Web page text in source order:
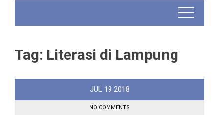
Tag: Literasi di Lampung
JUL 19 2018
NO COMMENTS